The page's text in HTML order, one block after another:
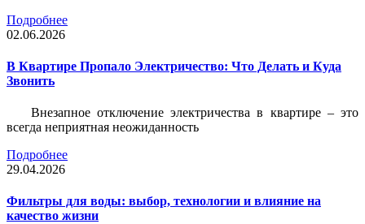
Подробнее
02.06.2026
В Квартире Пропало Электричество: Что Делать и Куда
Звонить
Внезапное отключение электричества в квартире – это
всегда неприятная неожиданность
Подробнее
29.04.2026
Фильтры для воды: выбор, технологии и влияние на
качество жизни